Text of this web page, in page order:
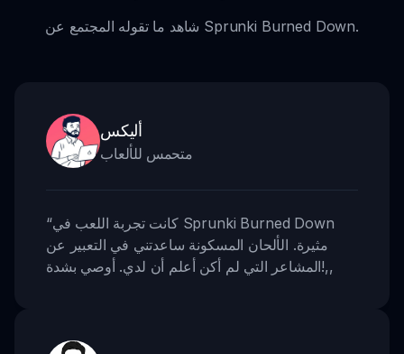
شاهد ما تقوله المجتمع عن Sprunki Burned Down.
أليكس
متحمس للألعاب
“كانت تجربة اللعب في Sprunki Burned Down
مثيرة. الألحان المسكونة ساعدتني في التعبير عن
المشاعر التي لم أكن أعلم أن لدي. أوصي بشدة!,,